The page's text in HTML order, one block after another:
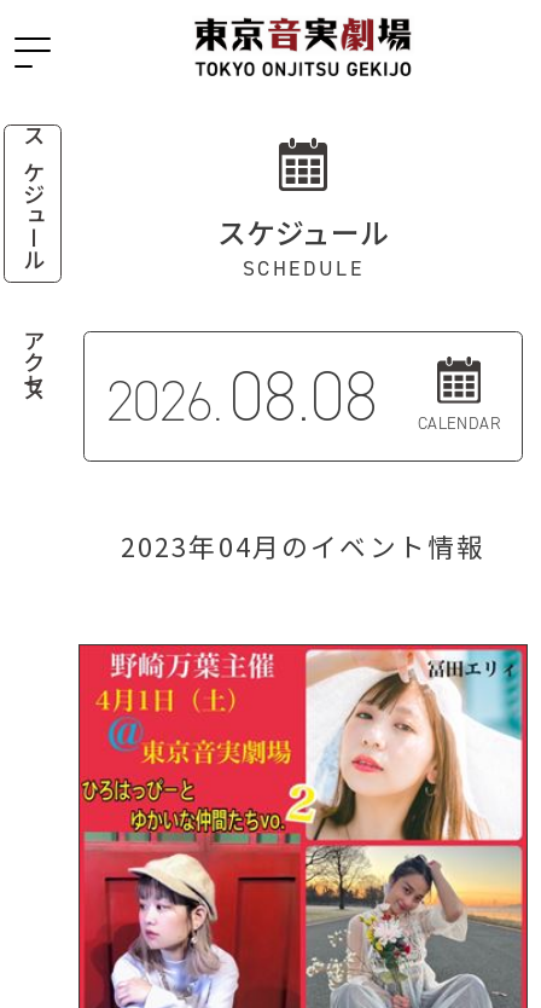
スケジュール
アクセス
スケジュール
SCHEDULE
2026.08.08 CALENDAR
2023年04月のイベント情報